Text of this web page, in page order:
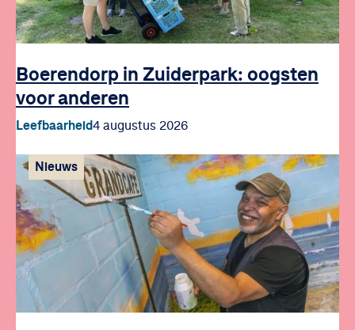
Boerendorp in Zuiderpark: oogsten
voor anderen
Leefbaarheid4 augustus 2026
Nieuws